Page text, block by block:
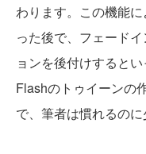
わります。この機能
った後で、フェード
ョンを後付けすると
Flashのトゥイーンの
で、筆者は慣れるのに